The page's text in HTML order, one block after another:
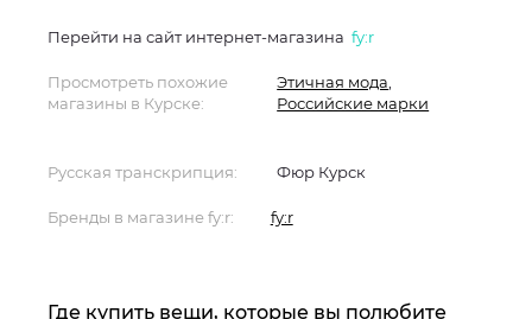
Перейти на сайт интернет-магазина fy:r
Просмотреть похожие
магазины в Курске:
Этичная мода
Российские марки
Русская транскрипция: Фюр Курск
Бренды в магазине fy:r: fy:r
Где купить вещи, которые вы полюбите